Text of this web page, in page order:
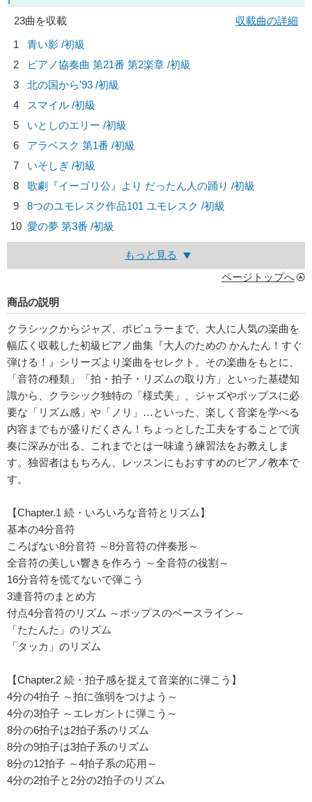
23曲を収載
収載曲の詳細
1
青い影 /初級
2
ピアノ協奏曲 第21番 第2楽章 /初級
3
北の国から'93 /初級
4
スマイル /初級
5
いとしのエリー /初級
6
アラベスク 第1番 /初級
7
いそしぎ /初級
8
歌劇『イーゴリ公』より だったん人の踊り /初級
9
8つのユモレスク作品101 ユモレスク /初級
10 愛の夢 第3番 /初級
もっと見る
ページトップへ
商品の説明
クラシックからジャズ、ポピュラーまで、大人に人気の楽曲を
幅広く収載した初級ピアノ曲集『大人のための かんたん！すぐ
弾ける！』シリーズより楽曲をセレクト。その楽曲をもとに、
「音符の種類」「拍・拍子・リズムの取り方」といった基礎知
識から、クラシック独特の「様式美」、ジャズやポップスに必
要な「リズム感」や「ノリ」…といった、楽しく音楽を学べる
内容までもが盛りだくさん！ちょっとした工夫をすることで演
奏に深みが出る、これまでとは一味違う練習法をお教えしま
す。独習者はもちろん、レッスンにもおすすめのピアノ教本で
す。
【Chapter.1 続・いろいろな音符とリズム】
基本の4分音符
ころばない8分音符 ～8分音符の伴奏形～
全音符の美しい響きを作ろう ～全音符の役割～
16分音符を慌てないで弾こう
3連音符のまとめ方
付点4分音符のリズム ～ポップスのベースライン～
「たたんた」のリズム
「タッカ」のリズム
【Chapter.2 続・拍子感を捉えて音楽的に弾こう】
4分の4拍子 ～拍に強弱をつけよう～
4分の3拍子 ～エレガントに弾こう～
8分の6拍子は2拍子系のリズム
8分の9拍子は3拍子系のリズム
8分の12拍子 ～4拍子系の応用～
4分の2拍子と2分の2拍子のリズム